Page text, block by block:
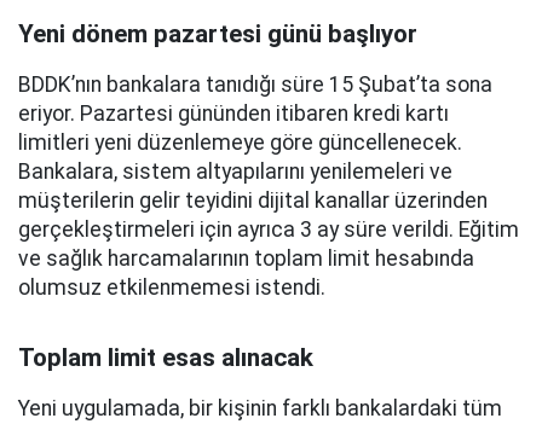
Yeni dönem pazartesi günü başlıyor
BDDK’nın bankalara tanıdığı süre 15 Şubat’ta sona
eriyor. Pazartesi gününden itibaren kredi kartı
limitleri yeni düzenlemeye göre güncellenecek.
Bankalara, sistem altyapılarını yenilemeleri ve
müşterilerin gelir teyidini dijital kanallar üzerinden
gerçekleştirmeleri için ayrıca 3 ay süre verildi. Eğitim
ve sağlık harcamalarının toplam limit hesabında
olumsuz etkilenmemesi istendi.
Toplam limit esas alınacak
Yeni uygulamada, bir kişinin farklı bankalardaki tüm